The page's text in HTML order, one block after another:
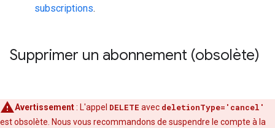
subscriptions.
Supprimer un abonnement (obsolète)
Avertissement: L'appel DELETE avec deletionType='cancel'
est obsolète. Nous vous recommandons de suspendre le compte à la